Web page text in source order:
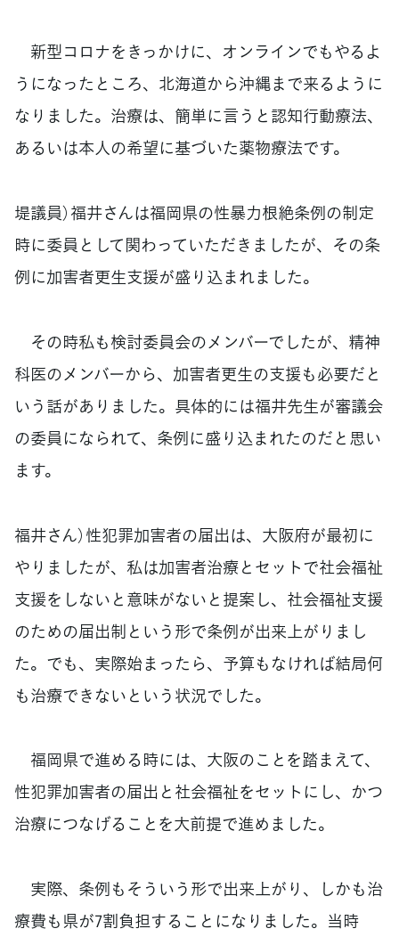
新型コロナをきっかけに、オンラインでもやるよ
うになったところ、北海道から沖縄まで来るように
なりました。治療は、簡単に言うと認知行動療法、
あるいは本人の希望に基づいた薬物療法です。
堤議員）福井さんは福岡県の性暴力根絶条例の制定
時に委員として関わっていただきましたが、その条
例に加害者更生支援が盛り込まれました。
その時私も検討委員会のメンバーでしたが、精神
科医のメンバーから、加害者更生の支援も必要だと
いう話がありました。具体的には福井先生が審議会
の委員になられて、条例に盛り込まれたのだと思い
ます。
福井さん）性犯罪加害者の届出は、大阪府が最初に
やりましたが、私は加害者治療とセットで社会福祉
支援をしないと意味がないと提案し、社会福祉支援
のための届出制という形で条例が出来上がりまし
た。でも、実際始まったら、予算もなければ結局何
も治療できないという状況でした。
福岡県で進める時には、大阪のことを踏まえて、
性犯罪加害者の届出と社会福祉をセットにし、かつ
治療につなげることを大前提で進めました。
実際、条例もそういう形で出来上がり、しかも治
療費も県が7割負担することになりました。当時